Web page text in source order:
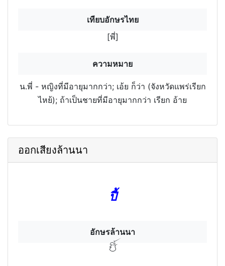
เทียบอักษรไทย
[พี่]
ความหมาย
น.พี่ - หญิงที่มีอายุมากกว่า; เอ้ย ก็ว่า (จังหวัดแพร่เรียก
ไหย้); ถ้าเป็นชายที่มีอายุมากกว่า เรียก อ้าย
ออกเสียงล้านนา
ปี้
อักษรล้านนา
ปี้